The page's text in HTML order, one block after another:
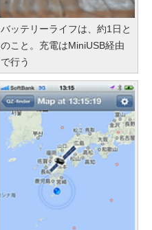
バッテリーライフは、約1日と
のこと。充電はMiniUSB経由
で行う